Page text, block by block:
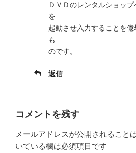
ＤＶＤのレンタルショッ
を
起動させ入力することを
も
のです。
返信
コメントを残す
メールアドレスが公開されること
いている欄は必須項目です